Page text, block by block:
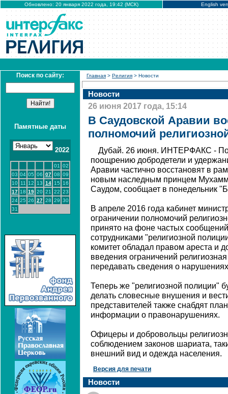
Обновлено: 20 января 2022 года, 19:42 (МСК) English
Поиск по сайту:
Памятные даты
2022
01
02
03 04 05 06 07 08 09
10
11 12 13 14 15
16
17 18 19 20 21 22 23
24 25 26 27 28 29 30
31
Главная > Религия > Новости
Новости
26 июня 2017 года, 15:14
В Саудовской Аравии
полномочий
Дубай. 26 июня. ИНТЕРФАКС -
поощрению добродетели и
Аравии частично восстановят в
новым наследным принцем
Саудом, сообщает в понедельник
В апреле 2016 года кабинет
ограничении полномочий
принято на фоне частых
сотрудниками "религиозной
комитет обладал правом ареста и
введения ограничений
передавать сведения о
Теперь же "религиозной полиции"
делать словесные внушения и
представителей также снабдят
информации о правонарушениях.
Офицеры и добровольцы
соблюдением законов шариата,
внешний вид и одежда населения.
Версия для печати
Новости